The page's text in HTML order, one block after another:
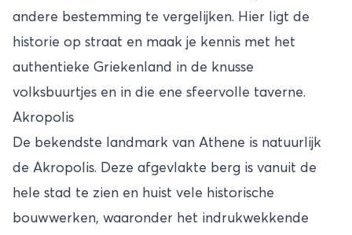
andere bestemming te vergelijken. Hier ligt de
historie op straat en maak je kennis met het
authentieke Griekenland in de knusse
volksbuurtjes en in die ene sfeervolle taverne.
Akropolis
De bekendste landmark van Athene is natuurlijk
de Akropolis. Deze afgevlakte berg is vanuit de
hele stad te zien en huist vele historische
bouwwerken, waaronder het indrukwekkende